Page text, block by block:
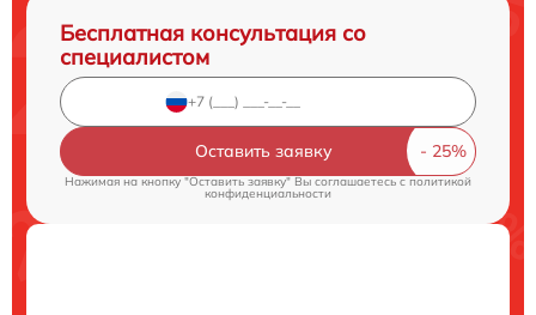
Бесплатная консультация со
специалистом
Оставить заявку
Нажимая на кнопку "Оставить заявку" Вы соглашаетесь cполитикой
конфиденциальности